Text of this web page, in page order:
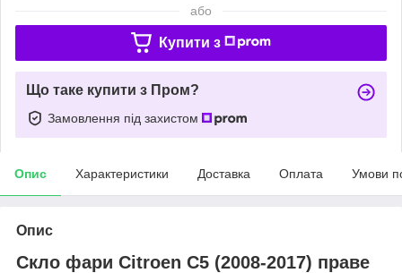
або
Купити з
Що таке купити з Пром?
Замовлення під захистом
Опис Характеристики Доставка Оплата Умови
Опис
Скло фари Citroen C5 (2008-2017) праве